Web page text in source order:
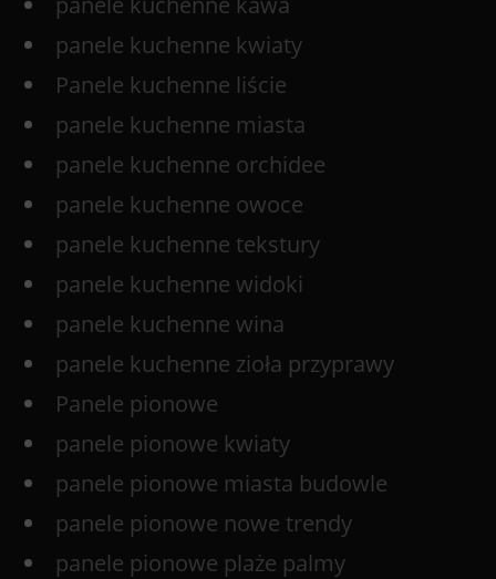
panele kuchenne kwiaty
Panele kuchenne liście
panele kuchenne miasta
panele kuchenne orchidee
panele kuchenne owoce
panele kuchenne tekstury
panele kuchenne widoki
panele kuchenne wina
panele kuchenne zioła przyprawy
Panele pionowe
panele pionowe kwiaty
panele pionowe miasta budowle
panele pionowe nowe trendy
panele pionowe plaże palmy